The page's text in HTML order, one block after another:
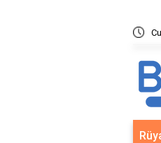
Sistemleri: Akıllı Kilit ve Çelik Gövde